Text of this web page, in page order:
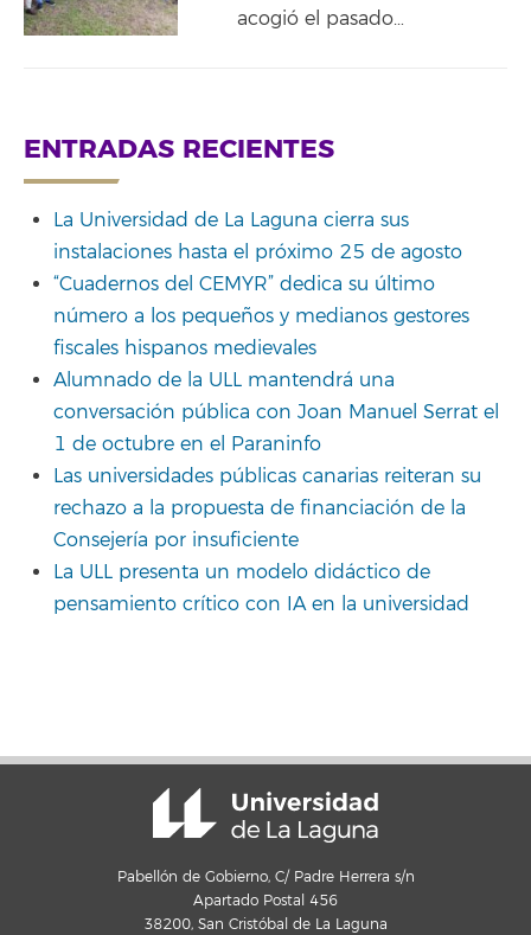
acogió el pasado…
ENTRADAS RECIENTES
La Universidad de La Laguna cierra sus
instalaciones hasta el próximo 25 de agosto
“Cuadernos del CEMYR” dedica su último
número a los pequeños y medianos gestores
fiscales hispanos medievales
Alumnado de la ULL mantendrá una
conversación pública con Joan Manuel Serrat el
1 de octubre en el Paraninfo
Las universidades públicas canarias reiteran su
rechazo a la propuesta de financiación de la
Consejería por insuficiente
La ULL presenta un modelo didáctico de
pensamiento crítico con IA en la universidad
Pabellón de Gobierno, C/ Padre Herrera s/n
Apartado Postal 456
38200, San Cristóbal de La Laguna